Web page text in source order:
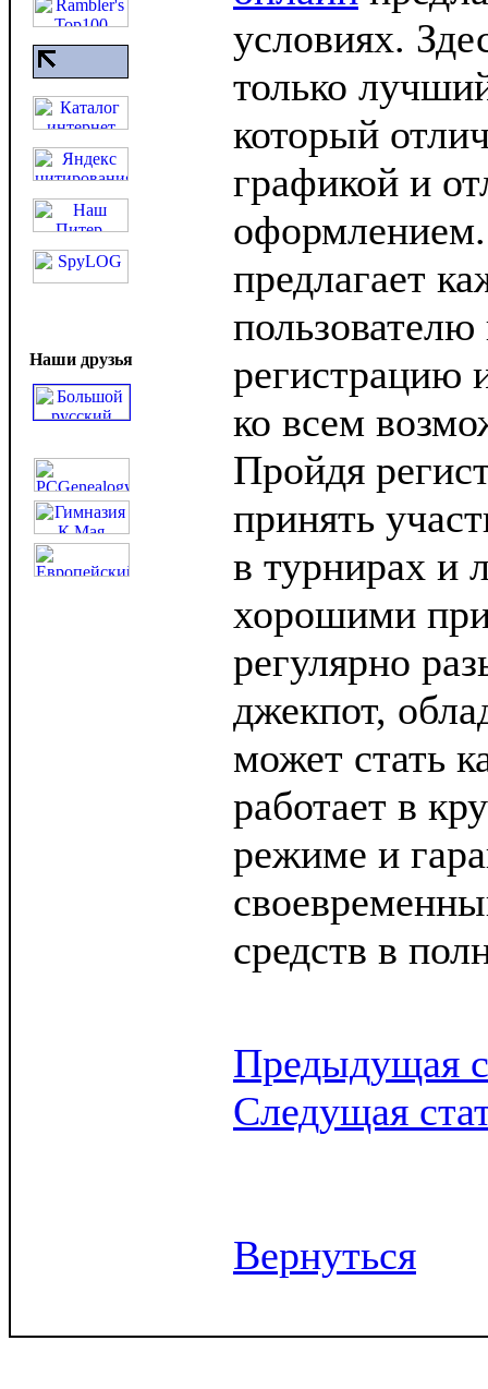
Наши друзья
условиях.
только
который
графикой и
предлагает
регистрацию
ко всем
Пройдя
принять
в турнирах и
хорошими
регулярно
джекпот,
может стать
работает в
режиме и
средств в
Предыдущая
Следущая
Вернуться